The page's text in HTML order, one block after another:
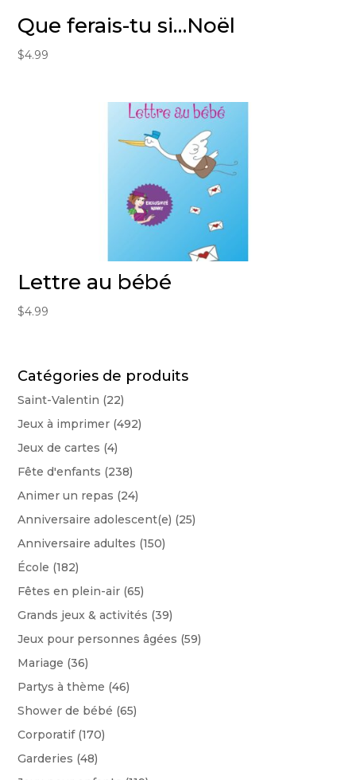
Que ferais-tu si…Noël
$4.99
Lettre au bébé
$4.99
Catégories de produits
Saint-Valentin (22)
Jeux à imprimer (492)
Jeux de cartes (4)
Fête d'enfants (238)
Animer un repas (24)
Anniversaire adolescent(e) (25)
Anniversaire adultes (150)
École (182)
Fêtes en plein-air (65)
Grands jeux & activités (39)
Jeux pour personnes âgées (59)
Mariage (36)
Partys à thème (46)
Shower de bébé (65)
Corporatif (170)
Garderies (48)